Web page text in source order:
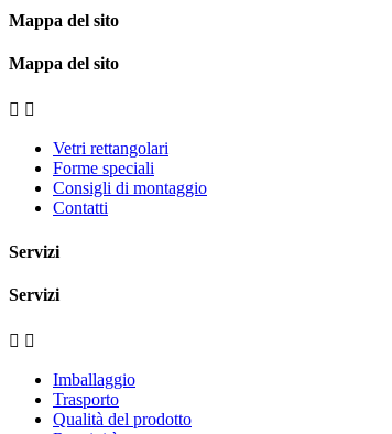
Mappa del sito
Mappa del sito
 
Vetri rettangolari
Forme speciali
Consigli di montaggio
Contatti
Servizi
Servizi
 
Imballaggio
Trasporto
Qualità del prodotto